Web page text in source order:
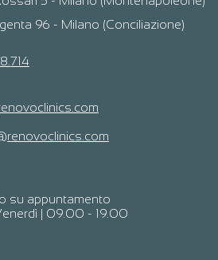
96 - Milano (Conciliazione)
su appuntamento
| 09.00 - 19.00